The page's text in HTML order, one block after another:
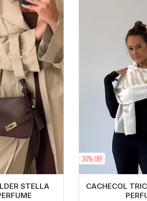
STELLA
30% OFF
CACHECOL